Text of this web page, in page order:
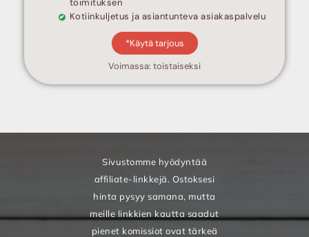
Kotiinkuljetus ja asiantunteva asiakaspalvelu
*Käytä tarjous
Voimassa: toistaiseksi
Sivustomme hyödyntää
affiliate-linkkejä. Ostoksesi
hinta pysyy samana, mutta
meille linkkien kautta saadut
pienet komissiot ovat tärkeä